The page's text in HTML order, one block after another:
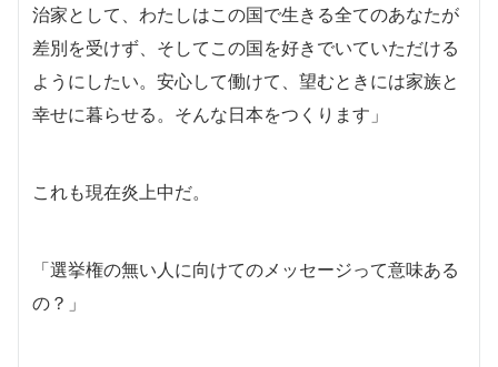
治家として、わたしはこの国で生きる全てのあなたが
差別を受けず、そしてこの国を好きでいていただける
ようにしたい。安心して働けて、望むときには家族と
幸せに暮らせる。そんな日本をつくります」
これも現在炎上中だ。
「選挙権の無い人に向けてのメッセージって意味ある
の？」